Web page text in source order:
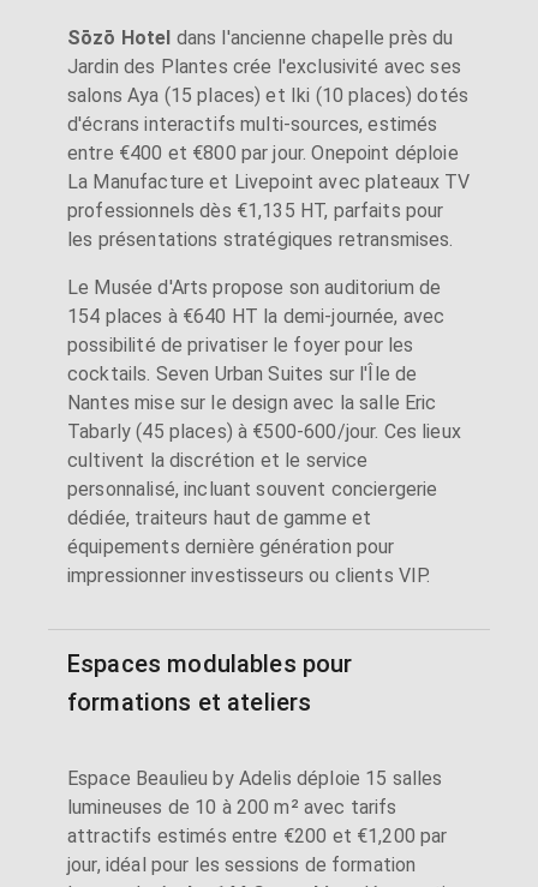
Sōzō Hotel dans l'ancienne chapelle près du
Jardin des Plantes crée l'exclusivité avec ses
salons Aya (15 places) et Iki (10 places) dotés
d'écrans interactifs multi-sources, estimés
entre €400 et €800 par jour. Onepoint déploie
La Manufacture et Livepoint avec plateaux TV
professionnels dès €1,135 HT, parfaits pour
les présentations stratégiques retransmises.
Le Musée d'Arts propose son auditorium de
154 places à €640 HT la demi-journée, avec
possibilité de privatiser le foyer pour les
cocktails. Seven Urban Suites sur l'Île de
Nantes mise sur le design avec la salle Eric
Tabarly (45 places) à €500-600/jour. Ces lieux
cultivent la discrétion et le service
personnalisé, incluant souvent conciergerie
dédiée, traiteurs haut de gamme et
équipements dernière génération pour
impressionner investisseurs ou clients VIP.
Espaces modulables pour
formations et ateliers
Espace Beaulieu by Adelis déploie 15 salles
lumineuses de 10 à 200 m² avec tarifs
attractifs estimés entre €200 et €1,200 par
jour, idéal pour les sessions de formation